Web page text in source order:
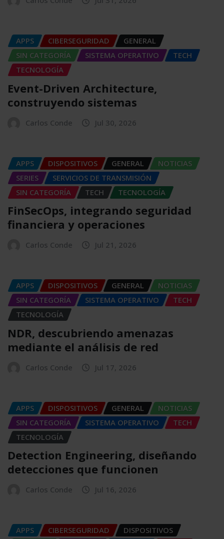
APPS CIBERSEGURIDAD
GENERAL
SIN CATEGORÍA
SISTEMA OPERATIVO
TECH
TECNOLOGÍA
Event-Driven Architecture,
construyendo sistemas
Carlos Conde Jul 30, 2026
APPS DISPOSITIVOS GENERAL
NOTICIAS
SERIES
SERVICIOS DE TRANSMISIÓN
SIN CATEGORÍA
TECH TECNOLOGÍA
FinSecOps, integrando seguridad
financiera y operaciones
Carlos Conde Jul 21, 2026
APPS DISPOSITIVOS GENERAL
NOTICIAS
SIN CATEGORÍA
SISTEMA OPERATIVO
TECH
TECNOLOGÍA
NDR, descubriendo amenazas
mediante el análisis de red
Carlos Conde Jul 17, 2026
APPS DISPOSITIVOS GENERAL
NOTICIAS
SIN CATEGORÍA
SISTEMA OPERATIVO
TECH
TECNOLOGÍA
Detection Engineering, diseñando
detecciones que funcionen
Carlos Conde Jul 16, 2026
APPS CIBERSEGURIDAD
DISPOSITIVOS